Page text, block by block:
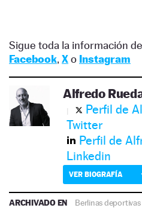
Sigue toda la información
Facebook, Xo Instagram
Alfredo
Perfil de
Twitter
Perfil de
Linkedin
VER BIOGRAFÍA
ARCHIVADO EN Berlinas deportivas